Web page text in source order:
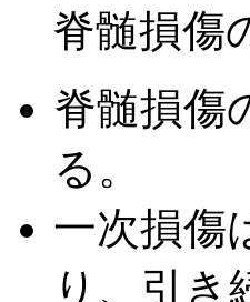
脊髄損傷
脊髄損傷
る。
一次損傷
り、引き